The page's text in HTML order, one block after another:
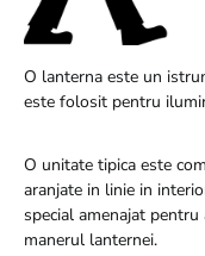
O lanterna este un
este folosit pentru
O unitate tipica este
aranjate in linie in
special amenajat pentru
manerul lanternei.